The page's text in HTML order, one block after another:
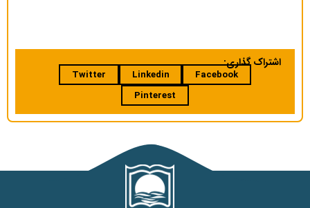
اشتراک گذاری:
Facebook
Linkedin
Twitter
Pinterest